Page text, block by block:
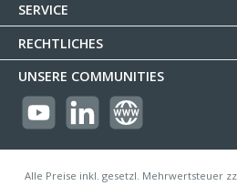
SERVICE
RECHTLICHES
UNSERE COMMUNITIES
https://youtube.com/
LinkedIn Website
Alle Preise inkl. gesetzl. Mehrwertsteuer